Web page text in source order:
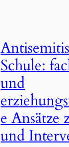
Schule:
und
e Ansätze
und